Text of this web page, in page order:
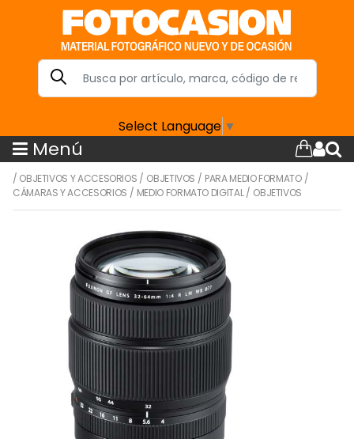
Select Language ▼
Menú
/ OBJETIVOS Y ACCESORIOS / OBJETIVOS / PARA MEDIO FORMATO /
CÁMARAS Y ACCESORIOS / MEDIO FORMATO DIGITAL/ OBJETIVOS